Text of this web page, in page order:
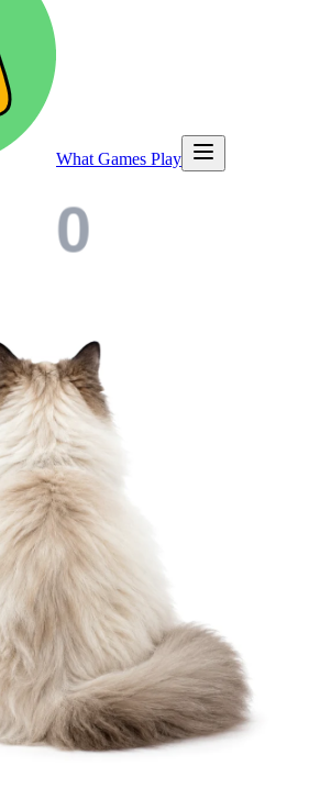
What Games Play